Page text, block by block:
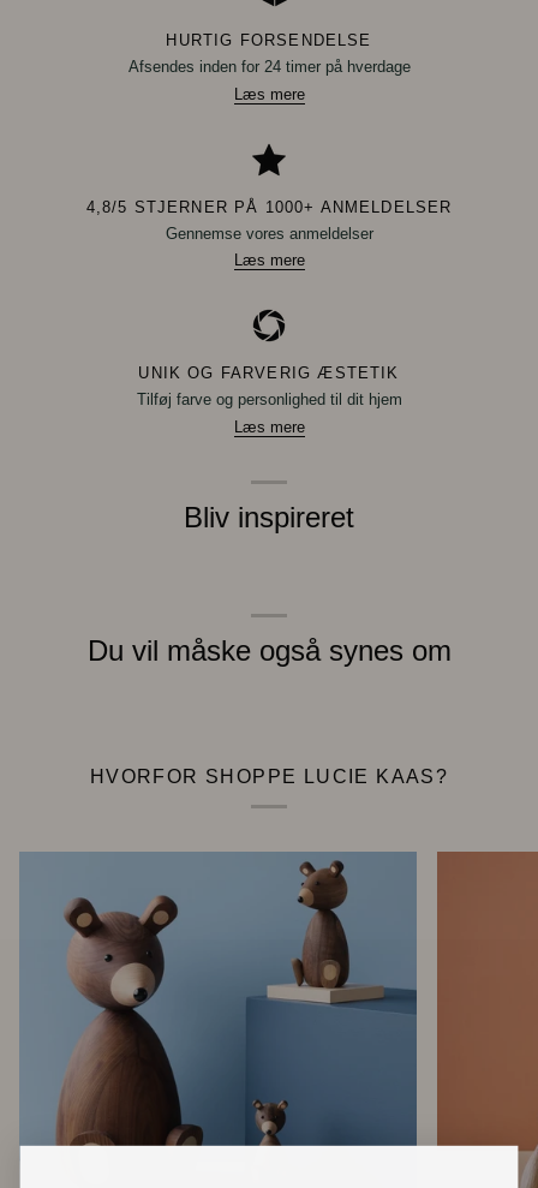
HURTIG FORSENDELSE
Afsendes inden for 24 timer på hverdage
Læs mere
4,8/5 STJERNER PÅ 1000+ ANMELDELSER
Gennemse vores anmeldelser
Læs mere
UNIK OG FARVERIG ÆSTETIK
Tilføj farve og personlighed til dit hjem
Læs mere
Bliv inspireret
Du vil måske også synes om
HVORFOR SHOPPE LUCIE KAAS?